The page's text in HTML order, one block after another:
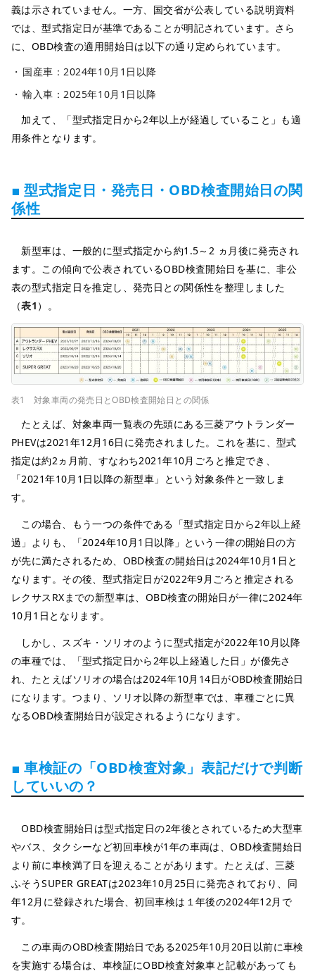
義は示されていません。一方、国交省が公表している説明資料
では、型式指定日が基準であることが明記されています。さら
に、OBD検査の適用開始日は以下の通り定められています。
国産車：2024年10月1日以降
輸入車：2025年10月1日以降
加えて、「型式指定日から2年以上が経過していること」も適
用条件となります。
■ 型式指定日・発売日・OBD検査開始日の関
係性
新型車は、一般的に型式指定から約1.5～2 ヵ月後に発売され
ます。この傾向で公表されているOBD検査開始日を基に、非公
表の型式指定日を推定し、発売日との関係性を整理しました
（表1 ）。
表1 対象車両の発売日とOBD検査開始日との関係
たとえば、対象車両一覧表の先頭にある三菱アウトランダー
PHEVは2021年12月16日に発売されました。これを基に、型式
指定は約2ヵ月前、すなわち2021年10月ごろと推定でき、
「2021年10月1日以降の新型車」という対象条件と一致しま
す。
この場合、もう一つの条件である「型式指定日から2年以上経
過」よりも、「2024年10月1日以降」という一律の開始日の方
が先に満たされるため、OBD検査の開始日は2024年10月1日と
なります。その後、型式指定日が2022年9月ごろと推定される
レクサスRXまでの新型車は、OBD検査の開始日が一律に2024年
10月1日となります。
しかし、スズキ・ソリオのように型式指定が2022年10月以降
の車種では、「型式指定日から2年以上経過した日」が優先さ
れ、たとえばソリオの場合は2024年10月14日がOBD検査開始日
になります。つまり、ソリオ以降の新型車では、車種ごとに異
なるOBD検査開始日が設定されるようになります。
■ 車検証の「OBD検査対象」表記だけで判断
していいの？
OBD検査開始日は型式指定日の2年後とされているため大型車
やバス、タクシーなど初回車検が1年の車両は、OBD検査開始日
より前に車検満了日を迎えることがあります。たとえば、三菱
ふそうSUPER GREATは2023年10月25日に発売されており、同
年12月に登録された場合、初回車検は１年後の2024年12月で
す。
この車両のOBD検査開始日である2025年10月20日以前に車検
を実施する場合は、車検証にOBD検査対象車と記載があっても